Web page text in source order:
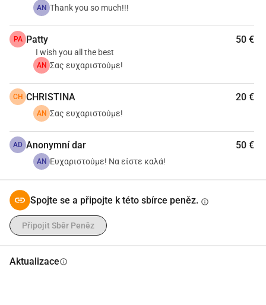
AN Thank you so much!!!
PA Patty 50 €
I wish you all the best
AN Σας ευχαριστούμε!
CH CHRISTINA 20 €
AN Σας ευχαριστούμε!
AD Anonymní dar 50 €
AN Ευχαριστούμε! Να είστε καλά!
Spojte se a připojte k této sbírce peněz. info
Připojit Sběr Peněz
Aktualizaceinfo